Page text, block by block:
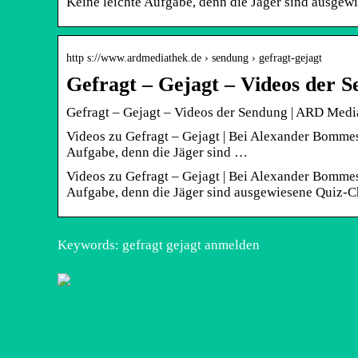
http s://www.ardmediathek.de › sendung › gefragt-gejagt
Gefragt – Gejagt – Videos der
Gefragt – Gejagt – Videos der Sendung | ARD
Videos zu Gefragt – Gejagt | Bei Alexander
Aufgabe, denn die Jäger sind …
Videos zu Gefragt – Gejagt | Bei Alexander
Aufgabe, denn die Jäger sind ausgewiesene Quiz-
Keywords: gefragt gejagt anmelden